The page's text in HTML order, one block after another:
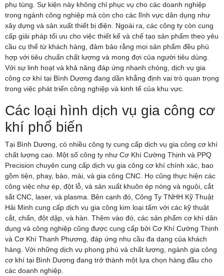
phụ tùng. Sự kiện này không chỉ phục vụ cho các doanh nghiệp
trong ngành công nghiệp mà còn cho các lĩnh vực dân dụng như
xây dựng và sản xuất thiết bị điện. Ngoài ra, các công ty còn cung
cấp giải pháp tối ưu cho việc thiết kế và chế tạo sản phẩm theo yêu
cầu cụ thể từ khách hàng, đảm bảo rằng mọi sản phẩm đều phù
hợp với tiêu chuẩn chất lượng và mong đợi của người tiêu dùng.
Với sự linh hoạt và khả năng đáp ứng nhanh chóng, dịch vụ gia
công cơ khí tại Bình Dương đang dần khẳng định vai trò quan trọng
trong việc phát triển công nghiệp và kinh tế của khu vực.
Các loại hình dịch vụ gia công cơ
khí phổ biến
Tại Bình Dương, có nhiều công ty cung cấp dịch vụ gia công cơ khí
chất lượng cao. Một số công ty như Cơ Khí Cường Thịnh và PPQ
Precision chuyên cung cấp dịch vụ gia công cơ khí chính xác, bao
gồm tiện, phay, bào, mài, và gia công CNC. Họ cũng thực hiện các
công việc như ép, đột lỗ, và sản xuất khuôn ép nóng và nguội, cắt
sắt CNC, laser, và plasma. Bên cạnh đó, Công Ty TNHH Kỹ Thuật
Hải Minh cung cấp dịch vụ gia công kim loại tấm với các kỹ thuật
cắt, chấn, đột dập, và hàn. Thêm vào đó, các sản phẩm cơ khí dân
dụng và công nghiệp cũng được cung cấp bởi Cơ Khí Cường Thịnh
và Cơ Khí Thanh Phương, đáp ứng nhu cầu đa dạng của khách
hàng. Với những dịch vụ phong phú và chất lượng, ngành gia công
cơ khí tại Bình Dương đang trở thành một lựa chọn hàng đầu cho
các doanh nghiệp.